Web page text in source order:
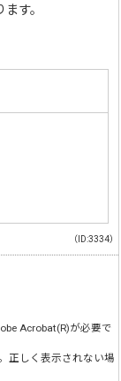
す。
（ID:3334）
Acrobat(R)が必要で
正しく表示されない場